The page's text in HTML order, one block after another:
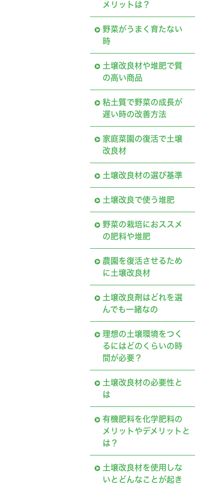
メリットは？
野菜がうまく育たない
時
土壌改良材や堆肥で質
の高い商品
粘土質で野菜の成長が
遅い時の改善方法
家庭菜園の復活で土壌
改良材
土壌改良材の選び基準
土壌改良で使う堆肥
野菜の栽培におススメ
の肥料や堆肥
農園を復活させるため
に土壌改良材
土壌改良剤はどれを選
んでも一緒なの
理想の土壌環境をつく
るにはどのくらいの時
間が必要？
土壌改良材の必要性と
は
有機肥料を化学肥料の
メリットやデメリットと
は？
土壌改良材を使用しな
いとどんなことが起き